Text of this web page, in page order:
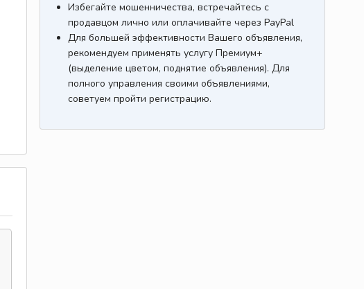
Избегайте мошенничества, встречайтесь с
продавцом лично или оплачивайте через PayPal
Для большей эффективности Вашего объявления,
рекомендуем применять услугу Премиум+
(выделение цветом, поднятие объявления). Для
полного управления своими объявлениями,
советуем пройти регистрацию.